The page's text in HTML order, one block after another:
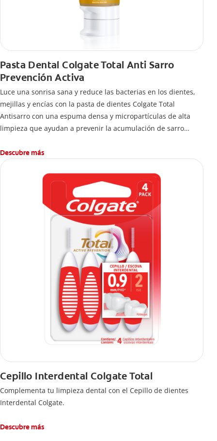
Pasta Dental Colgate Total Anti Sarro
Prevención Activa
Luce una sonrisa sana y reduce las bacterias en los dientes,
mejillas y encías con la pasta de dientes Colgate Total
Antisarro con una espuma densa y micropartículas de alta
limpieza que ayudan a prevenir la acumulación de sarro
Descubre más
Cepillo Interdental Colgate Total
Complementa tu limpieza dental con el Cepillo de dientes
Interdental Colgate.
Descubre más